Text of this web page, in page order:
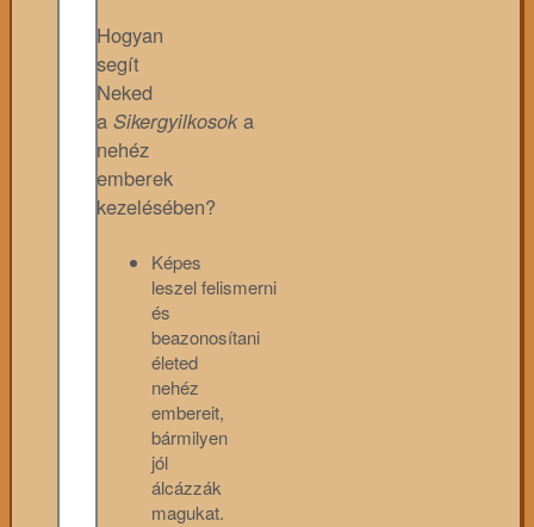
Hogyan
segít
Neked
a Sikergyilkosoka
nehéz
emberek
kezelésében?
Képes
leszel felismerni
és
beazonosítani
életed
nehéz
embereit,
bármilyen
jól
álcázzák
magukat.